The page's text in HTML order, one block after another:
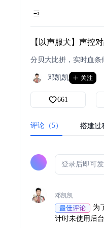
【以声服犬】声控
分贝大比拼，实时血条
邓凯凯 关注
661
评论（5） 搭建过
邓凯凯
为
计时未使用后